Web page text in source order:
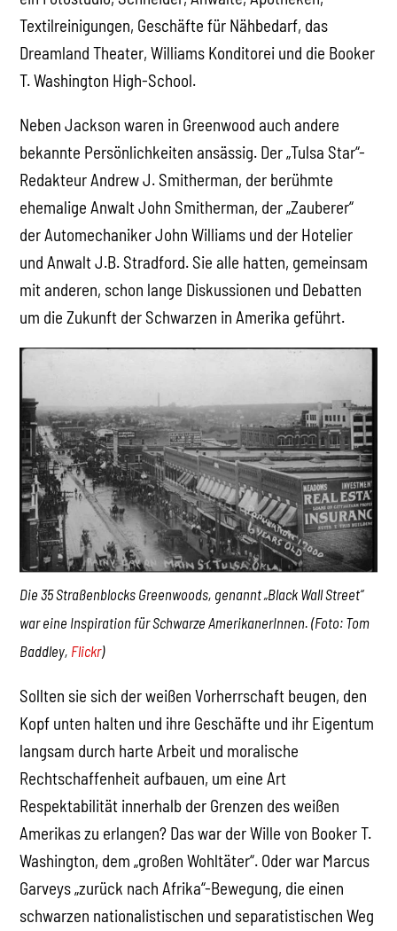
Textilreinigungen, Geschäfte für Nähbedarf, das
Dreamland Theater, Williams Konditorei und die Booker
T. Washington High-School.
Neben Jackson waren in Greenwood auch andere
bekannte Persönlichkeiten ansässig. Der „Tulsa Star“-
Redakteur Andrew J. Smitherman, der berühmte
ehemalige Anwalt John Smitherman, der „Zauberer“
der Automechaniker John Williams und der Hotelier
und Anwalt J.B. Stradford. Sie alle hatten, gemeinsam
mit anderen, schon lange Diskussionen und Debatten
um die Zukunft der Schwarzen in Amerika geführt.
Die 35 Straßenblocks Greenwoods, genannt „Black Wall Street“
war eine Inspiration für Schwarze AmerikanerInnen. (Foto: Tom
Baddley, Flickr)
Sollten sie sich der weißen Vorherrschaft beugen, den
Kopf unten halten und ihre Geschäfte und ihr Eigentum
langsam durch harte Arbeit und moralische
Rechtschaffenheit aufbauen, um eine Art
Respektabilität innerhalb der Grenzen des weißen
Amerikas zu erlangen? Das war der Wille von Booker T.
Washington, dem „großen Wohltäter“. Oder war Marcus
Garveys „zurück nach Afrika“-Bewegung, die einen
schwarzen nationalistischen und separatistischen Weg